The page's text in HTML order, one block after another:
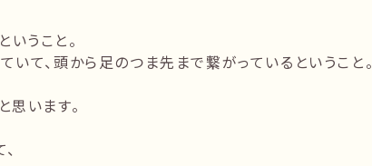
うこと。
いて、頭から足のつま先まで繋がっているということ。
います。